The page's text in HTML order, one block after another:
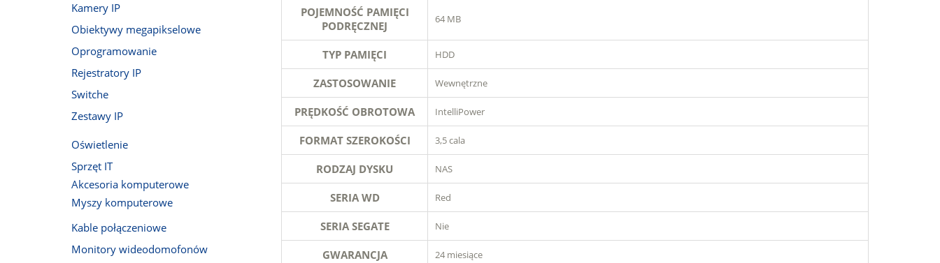
POJEMNOŚĆ PAMIĘCI
PODRĘCZNEJ
64 MB
TYP PAMIĘCI HDD
ZASTOSOWANIE Wewnętrzne
PRĘDKOŚĆ OBROTOWA IntelliPower
FORMAT SZEROKOŚCI 3,5 cala
RODZAJ DYSKU NAS
SERIA WD Red
SERIA SEGATE Nie
GWARANCJA 24 miesiące
Kamery IP
Obiektywy megapikselowe
Oprogramowanie
Rejestratory IP
Switche
Zestawy IP
Oświetlenie
Sprzęt IT
Akcesoria komputerowe
Myszy komputerowe
Kable połączeniowe
Monitory wideodomofonów